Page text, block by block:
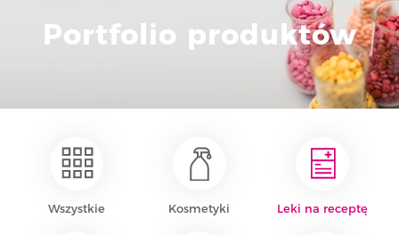
g
g
l
e
n
a
Portfolio produktów
Wszystkie Kosmetyki Leki na receptę